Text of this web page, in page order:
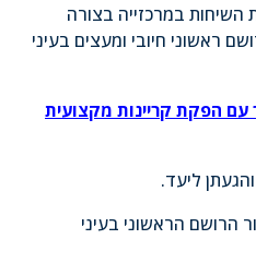
השיחות במרכזייה בצורה
ראשוני חיובי ומעצים בעיני
עם הפקת קריינות מקצועית
ליעד.
הראשוני בעיני